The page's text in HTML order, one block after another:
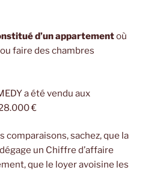
d’un appartementoù
faire des chambres
a été vendu aux
€
comparaisons, sachez, que la
un Chiffre d’affaire
que le loyer avoisine les